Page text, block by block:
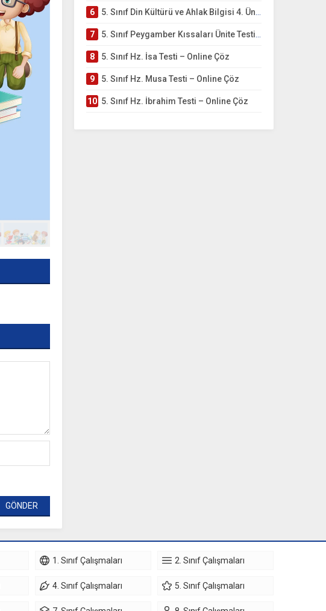
6 5. Sınıf Din Kültürü ve Ahlak Bilgisi 4. Ünite: Peygamber Kıssaları Çalışmaları
7 5. Sınıf Peygamber Kıssaları Ünite Testi – Online Çöz
8 5. Sınıf Hz. İsa Testi – Online Çöz
9 5. Sınıf Hz. Musa Testi – Online Çöz
10 5. Sınıf Hz. İbrahim Testi – Online Çöz
1. Sınıf Çalışmaları 2. Sınıf Çalışmaları
4. Sınıf Çalışmaları 5. Sınıf Çalışmaları